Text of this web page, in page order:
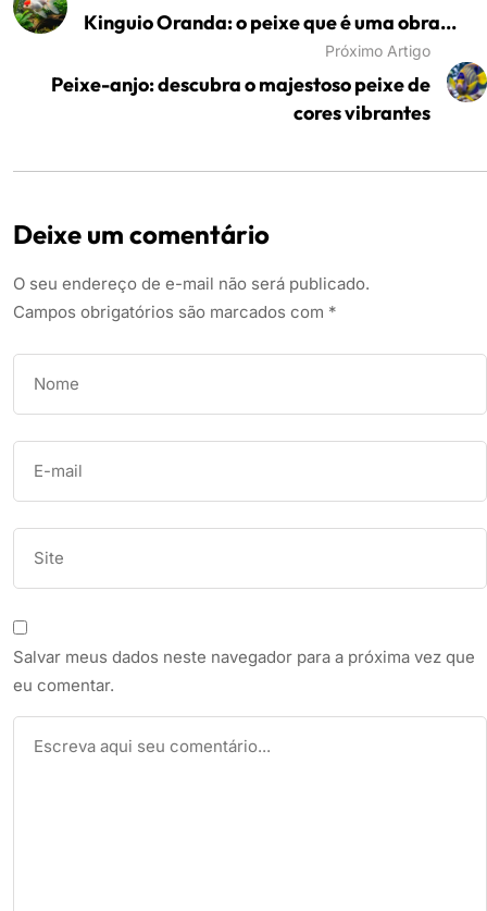
Kinguio Oranda: o peixe que é uma obra...
Próximo Artigo
Peixe-anjo: descubra o majestoso peixe de
cores vibrantes
Deixe um comentário
O seu endereço de e-mail não será publicado.
Campos obrigatórios são marcados com *
Salvar meus dados neste navegador para a próxima vez que
eu comentar.